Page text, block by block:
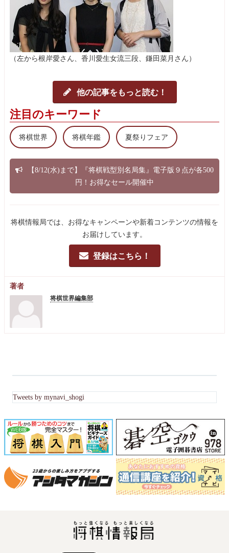
（左から根岸愛さん、香川愛生女流三段、鎌田菜月さん）
他の記事をもっと読む！
注目のキーワード
将棋世界 将棋年鑑 夏祭りフェア
【8/12(水)まで】『将棋戦型別名局集』電子版９点が各500
円！お得なセール開催中
将棋情報局では、お得なキャンペーンや新着コンテンツの情報を
お届けしています。
登録はこちら！
著者
将棋世界編集部
Tweets by mynavi_shogi